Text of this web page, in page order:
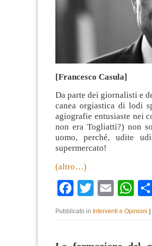
[Francesco Casula]
Da parte dei giornalisti e
canea orgiastica di lodi
agiografie entusiaste nei
non era Togliatti?) non
uomo, perché, udite
supermercato!
(altro…)
Facebook
Twitter
Email
Pubblicato in Interventi e Opinioni |